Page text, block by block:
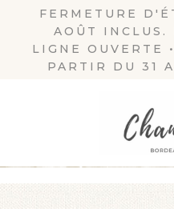
FERMETURE
AOÛT INCLUS.
LIGNE OUVERTE
PARTIR DU 31